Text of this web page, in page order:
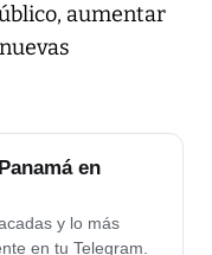
aumentar
en
y lo más
en tu Telegram.